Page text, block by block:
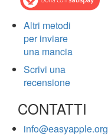
Altri metodi
per inviare
una mancia
Scrivi una
recensione
CONTATTI
info@easyapple.org